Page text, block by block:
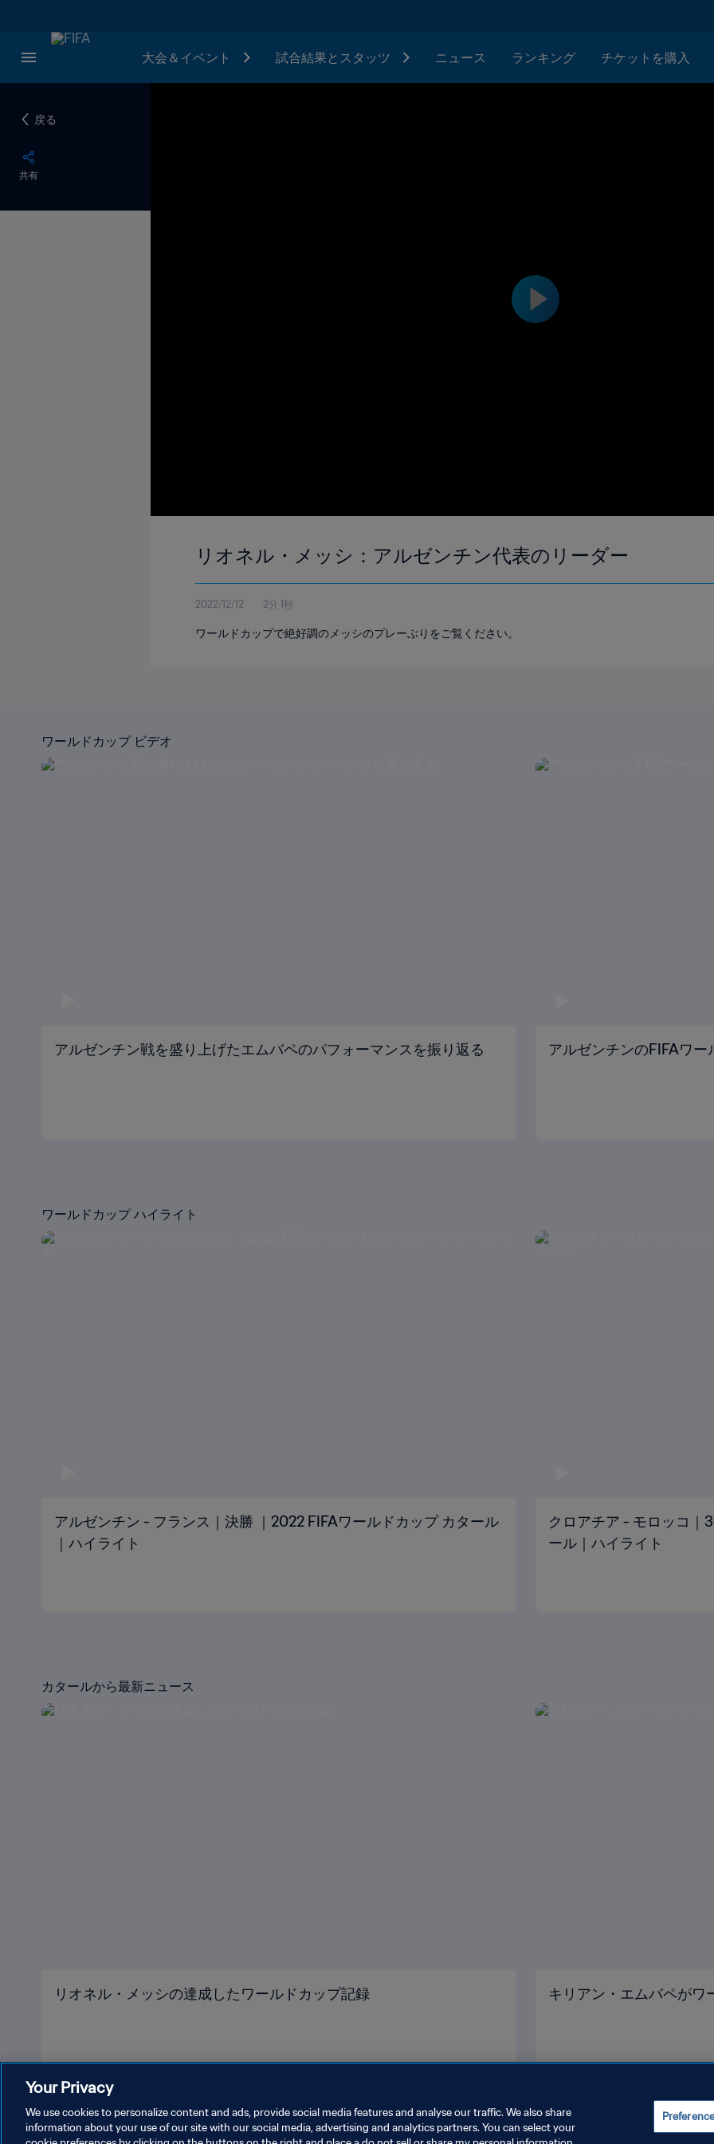
大会＆イベント 試合結果とスタッツ ニュース ランキング チケットを購入
戻る
共有
リオネル・メッシ：アルゼンチン代表のリーダー
2022/12/12 2分 1秒
ワールドカップで絶好調のメッシのプレーぶりをご覧ください。
ワールドカップ ビデオ
アルゼンチン戦を盛り上げたエムバペのパフォーマンスを振り返る アルゼンチンのFIFAワ
ワールドカップ ハイライト
アルゼンチン - フランス｜決勝 ｜2022 FIFAワールドカップ カタール
｜ハイライト
クロアチア - モロッコ｜
ール｜ハイライト
カタールから最新ニュース
リオネル・メッシの達成したワールドカップ記録 キリアン・エムバペがワ
Your Privacy
We use cookies to personalize content and ads, provide social media features and analyse our traffic. We also share
information about your use of our site with our social media, advertising and analytics partners. You can select your